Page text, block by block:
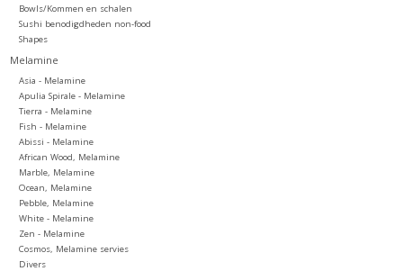
Bowls/Kommen en schalen
Sushi benodigdheden non-food
Shapes
Melamine
Asia - Melamine
Apulia Spirale - Melamine
Tierra - Melamine
Fish - Melamine
Abissi - Melamine
African Wood, Melamine
Marble, Melamine
Ocean, Melamine
Pebble, Melamine
White - Melamine
Zen - Melamine
Cosmos, Melamine servies
Divers